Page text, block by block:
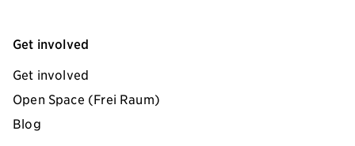
Get involved
Get involved
Open Space (Frei Raum)
Blog